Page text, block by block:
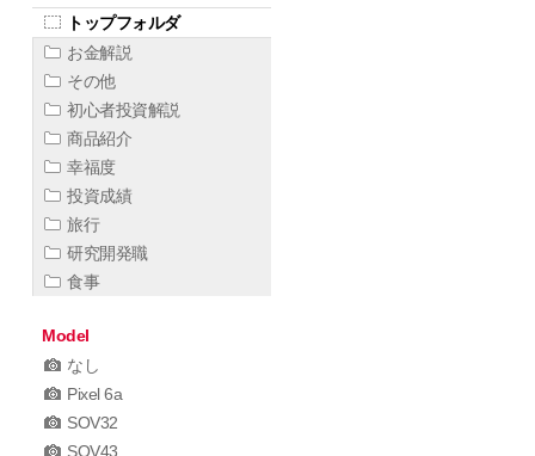
トップフォルダ
お金解説
その他
初心者投資解説
商品紹介
幸福度
投資成績
旅行
研究開発職
食事
Model
なし
Pixel 6a
SOV32
SOV43